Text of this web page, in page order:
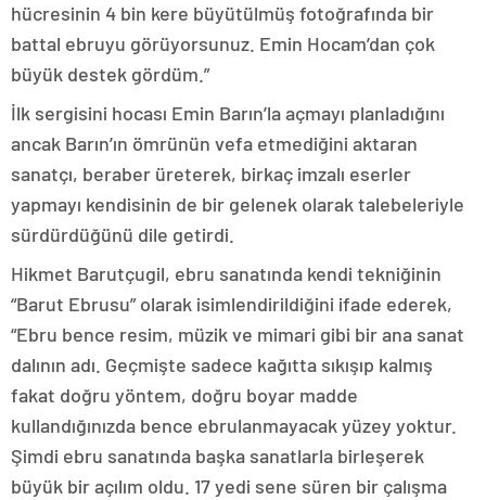
hücresinin 4 bin kere büyütülmüş fotoğrafında bir
battal ebruyu görüyorsunuz. Emin Hocam’dan çok
büyük destek gördüm.”
İlk sergisini hocası Emin Barın’la açmayı planladığını
ancak Barın’ın ömrünün vefa etmediğini aktaran
sanatçı, beraber üreterek, birkaç imzalı eserler
yapmayı kendisinin de bir gelenek olarak talebeleriyle
sürdürdüğünü dile getirdi.
Hikmet Barutçugil, ebru sanatında kendi tekniğinin
“Barut Ebrusu” olarak isimlendirildiğini ifade ederek,
“Ebru bence resim, müzik ve mimari gibi bir ana sanat
dalının adı. Geçmişte sadece kağıtta sıkışıp kalmış
fakat doğru yöntem, doğru boyar madde
kullandığınızda bence ebrulanmayacak yüzey yoktur.
Şimdi ebru sanatında başka sanatlarla birleşerek
büyük bir açılım oldu. 17 yedi sene süren bir çalışma